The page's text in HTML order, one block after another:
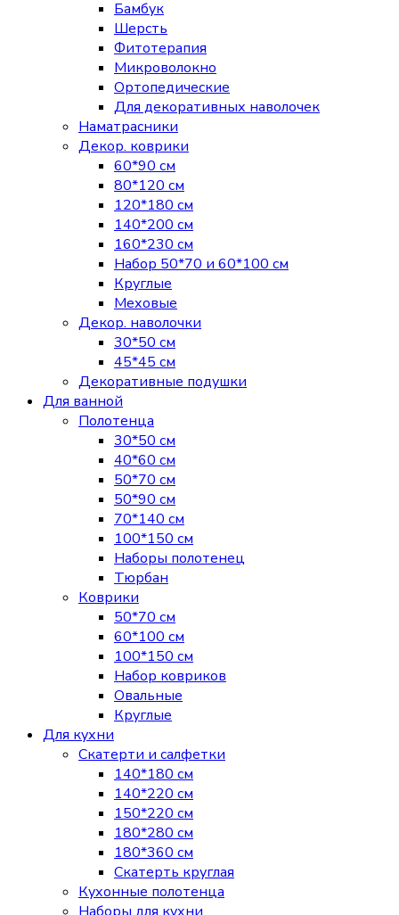
Бамбук
Шерсть
Фитотерапия
Микроволокно
Ортопедические
Для декоративных наволочек
Наматрасники
Декор. коврики
60*90 см
80*120 см
120*180 см
140*200 см
160*230 см
Набор 50*70 и 60*100 см
Круглые
Меховые
Декор. наволочки
30*50 см
45*45 см
Декоративные подушки
Для ванной
Полотенца
30*50 см
40*60 см
50*70 см
50*90 см
70*140 см
100*150 см
Наборы полотенец
Тюрбан
Коврики
50*70 см
60*100 см
100*150 см
Набор ковриков
Овальные
Круглые
Для кухни
Скатерти и салфетки
140*180 см
140*220 см
150*220 см
180*280 см
180*360 см
Скатерть круглая
Кухонные полотенца